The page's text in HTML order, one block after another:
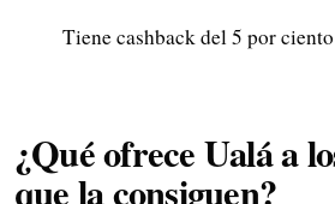
Tiene cashback del 5 por
¿Qué ofrece Ualá a
que la consiguen?